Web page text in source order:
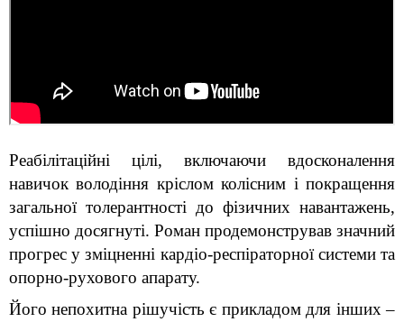
Реабілітаційні цілі, включаючи вдосконалення
навичок володіння кріслом колісним і покращення
загальної толерантності до фізичних навантажень,
успішно досягнуті. Роман продемонстрував значний
прогрес у зміцненні кардіо-респіраторної системи та
опорно-рухового апарату.
Його непохитна рішучість є прикладом для інших –